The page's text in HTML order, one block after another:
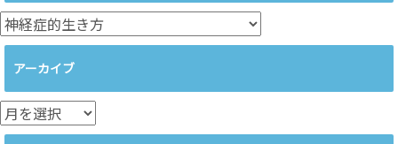
カ
テ
リ
ー
アーカイブ
ア
ー